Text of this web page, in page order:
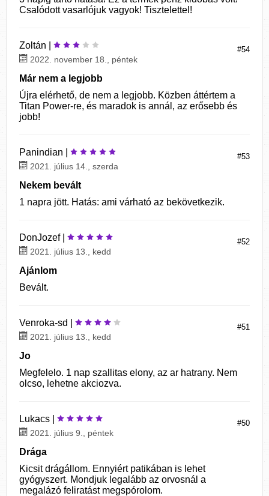
Csalódott vasarlójuk vagyok! Tisztelettel!
#54
Zoltán |
2022. november 18., péntek
Már nem a legjobb
Újra elérhető, de nem a legjobb. Közben áttértem a
Titan Power-re, és maradok is annál, az erősebb és
jobb!
#53
Panindian |
2021. július 14., szerda
Nekem bevált
1 napra jött. Hatás: ami várható az bekövetkezik.
#52
DonJozef |
2021. július 13., kedd
Ajánlom
Bevált.
#51
Venroka-sd |
2021. július 13., kedd
Jo
Megfelelo. 1 nap szallitas elony, az ar hatrany. Nem
olcso, lehetne akciozva.
#50
Lukacs |
2021. július 9., péntek
Drága
Kicsit drágállom. Ennyiért patikában is lehet
gyógyszert. Mondjuk legalább az orvosnál a
megalázó feliratást megspórolom.